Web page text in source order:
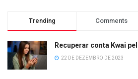
Trending Comments
Recuperar conta Kwai
22 DE DEZEMBRO DE 2023